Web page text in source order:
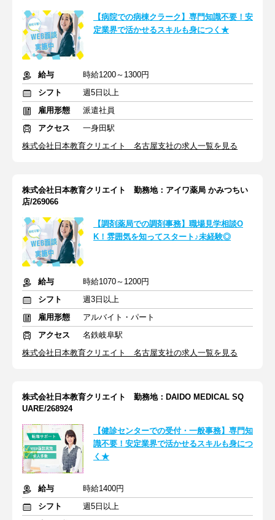
【病院での病棟クラーク】専門知識不要！安
定業界で活かせるスキルも身につく★
給与
時給1200～1300円
シフト
週5日以上
雇用形態
派遣社員
アクセス
一身田駅
株式会社日本教育クリエイト 名古屋支社の求人一覧を見る
株式会社日本教育クリエイト 勤務地：アイワ薬局 かみつちい
店/269066
【調剤薬局での調剤事務】職場見学相談O
K！雰囲気を知ってスタート♪未経験◎
給与
時給1070～1200円
シフト
週3日以上
雇用形態
アルバイト・パート
アクセス
名鉄岐阜駅
株式会社日本教育クリエイト 名古屋支社の求人一覧を見る
株式会社日本教育クリエイト 勤務地：DAIDO MEDICAL SQ
UARE/268924
【健診センターでの受付・一般事務】専門知
識不要！安定業界で活かせるスキルも身につ
く★
給与
時給1400円
シフト
週5日以上